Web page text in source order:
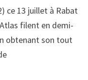
ce 13 juillet à Rabat
filent en demi-
obtenant son tout